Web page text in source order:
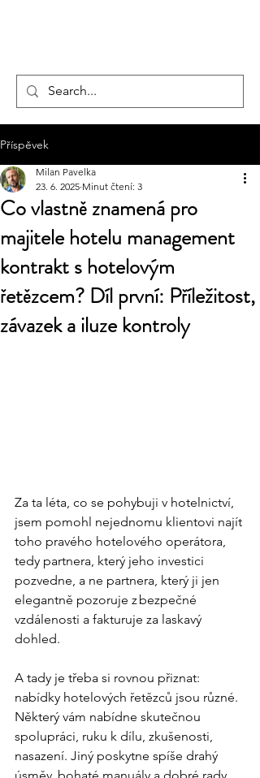
Příspěvek
Co vlastně znamená pro
majitele hotelu management
kontrakt s hotelovým
řetězcem? Díl první: Příležitost,
závazek a iluze kontroly
Milan Pavelka
23. 6. 2025 Minut čtení: 3
Za ta léta, co se pohybuji v hotelnictví,
jsem pomohl nejednomu klientovi najít
toho pravého hotelového operátora,
tedy partnera, který jeho investici
pozvedne, a ne partnera, který ji jen
elegantně pozoruje z bezpečné
vzdálenosti a fakturuje za laskavý
dohled.
A tady je třeba si rovnou přiznat:
nabídky hotelových řetězců jsou různé.
Některý vám nabídne skutečnou
spolupráci, ruku k dílu, zkušenosti,
nasazení. Jiný poskytne spíše drahý